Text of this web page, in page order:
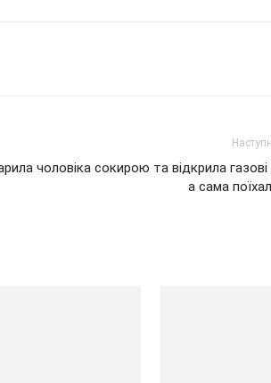
чоловіка сокирою та відкрила
а сама